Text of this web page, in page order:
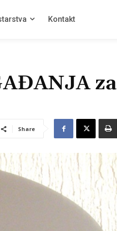
Kontakt
za
Share